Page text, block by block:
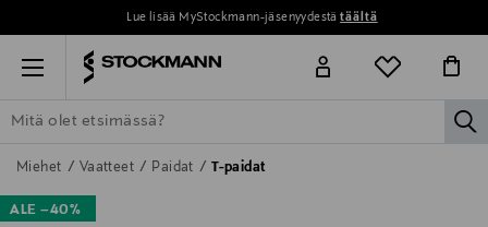
Lue lisää MyStockmann-jäsenyydestätäältä
Menu
ETSI KAIKKI NAISET MIEHET
Miehet Vaatteet Paidat T-paidat
ALE –40%